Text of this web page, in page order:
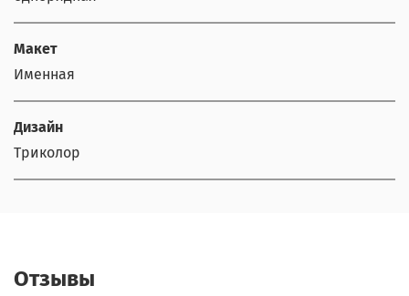
Макет
Именная
Дизайн
Триколор
Отзывы